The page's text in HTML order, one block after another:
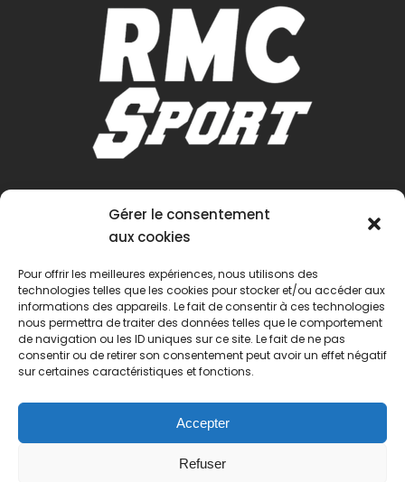
Gérer le consentement
aux cookies
Pour offrir les meilleures expériences, nous utilisons des
technologies telles que les cookies pour stocker et/ou accéder aux
informations des appareils. Le fait de consentir à ces technologies
nous permettra de traiter des données telles que le comportement
de navigation ou les ID uniques sur ce site. Le fait de ne pas
consentir ou de retirer son consentement peut avoir un effet négatif
sur certaines caractéristiques et fonctions.
Accepter
Refuser